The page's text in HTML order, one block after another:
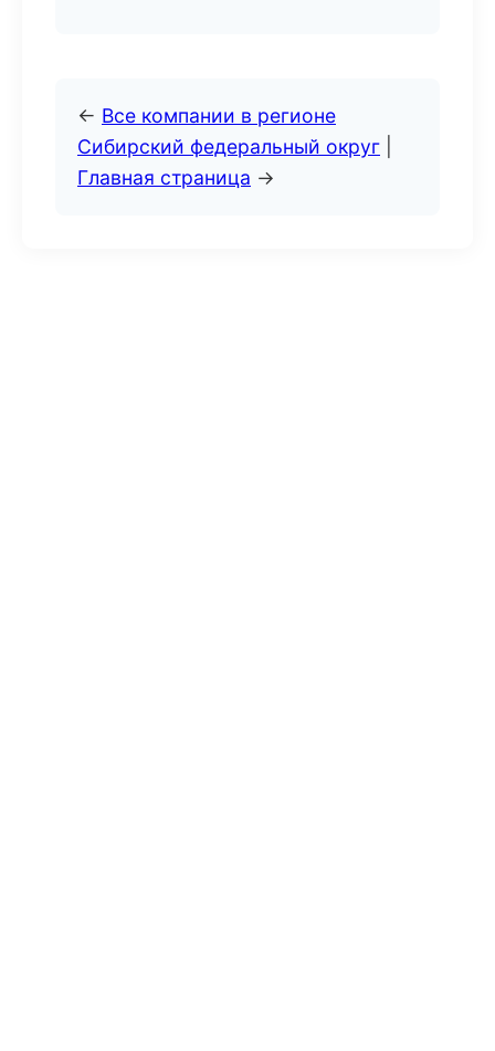
← Все компании в регионе
Сибирский федеральный округ
Главная страница →